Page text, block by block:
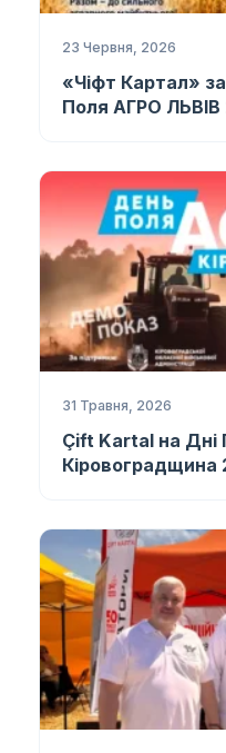
23 Червня, 2026
«Чіфт Картал»
Поля АГРО
31 Травня, 2026
Çift Kartal на Дні
Кіровоградщина